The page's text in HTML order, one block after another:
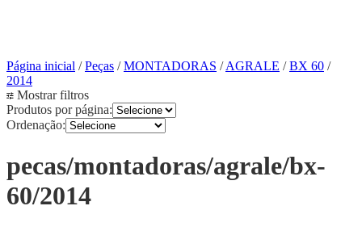
Página inicial /Peças /MONTADORAS /AGRALE /BX 60 /
2014
Mostrar filtros
Produtos por página:
Ordenação:
pecas/montadoras/agrale/bx-
60/2014